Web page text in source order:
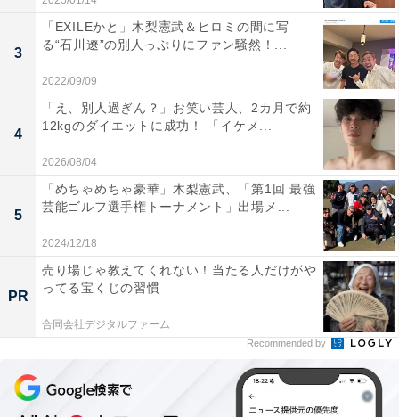
3
「EXILEかと」木梨憲武＆ヒロミの間に写
る“石川遼”の別人っぷりにファン騒然！...
2022/09/09
4
「え、別人過ぎん？」お笑い芸人、2カ月で約
12kgのダイエットに成功！ 「イケメ...
2026/08/04
5
「めちゃめちゃ豪華」木梨憲武、「第1回 最強
芸能ゴルフ選手権トーナメント」出場メ...
2024/12/18
PR
売り場じゃ教えてくれない！当たる人だけがや
ってる宝くじの習慣
合同会社デジタルファーム
Recommended by